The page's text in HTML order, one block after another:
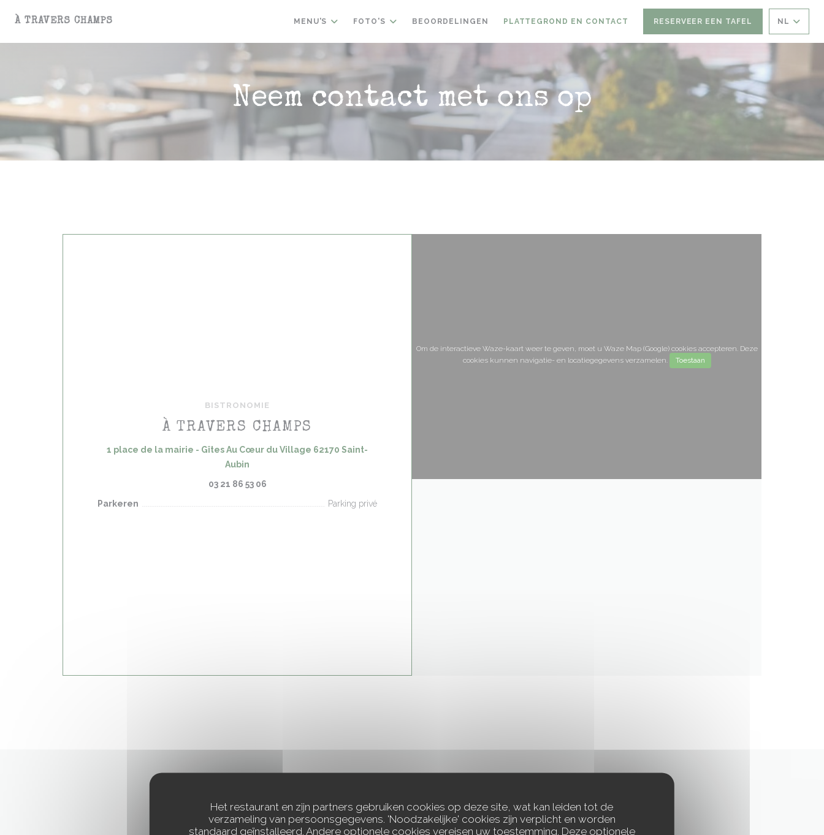
Het restaurant en zijn partners gebruiken cookies op deze site, wat kan leiden tot de
verzameling van persoonsgegevens. 'Noodzakelijke' cookies zijn verplicht en worden
standaard geïnstalleerd. Andere optionele cookies vereisen uw toestemming. Deze optionele
À TRAVERS CHAMPS MENU'S FOTO'S BEOORDELINGEN PLATTEGROND EN CONTACT RESERVEER EEN TAFEL NL
Neem contact met ons op
BISTRONOMIE
À TRAVERS CHAMPS
1 place de la mairie - Gîtes Au Cœur du Village 62170 Saint-
Aubin
03 21 86 53 06
Parkeren
Parking privé
Om de interactieve Waze-kaart weer te geven, moet u Waze Map (Google) cookies accepteren. Deze
cookies kunnen navigatie- en locatiegegevens verzamelen.
Toestaan
Wilt u contact met ons opnemen?